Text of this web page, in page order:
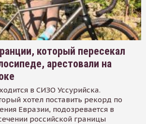
который пересекал
арестовали на
в СИЗО Уссурийска.
хотел поставить рекорд по
Евразии, подозревается в
российской границы